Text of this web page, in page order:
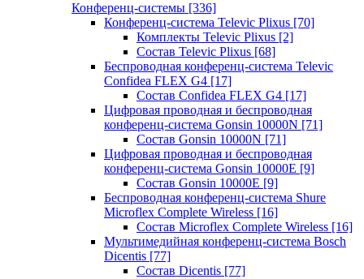
Конференц-системы [336]
Конференц-система Televic Plixus [70]
Комплекты Televic Plixus [2]
Состав Televic Plixus [68]
Беспроводная конференц-система Televic
Confidea FLEX G4 [17]
Состав Confidea FLEX G4 [17]
Цифровая проводная и беспроводная
конференц-система Gonsin 10000N [71]
Состав Gonsin 10000N [71]
Цифровая проводная и беспроводная
конференц-система Gonsin 10000E [9]
Состав Gonsin 10000E [9]
Беспроводная конференц-система Shure
Microflex Complete Wireless [16]
Состав Microflex Complete Wireless [16]
Мультимедийная конференц-система Bosch
Dicentis [77]
Состав Dicentis [77]